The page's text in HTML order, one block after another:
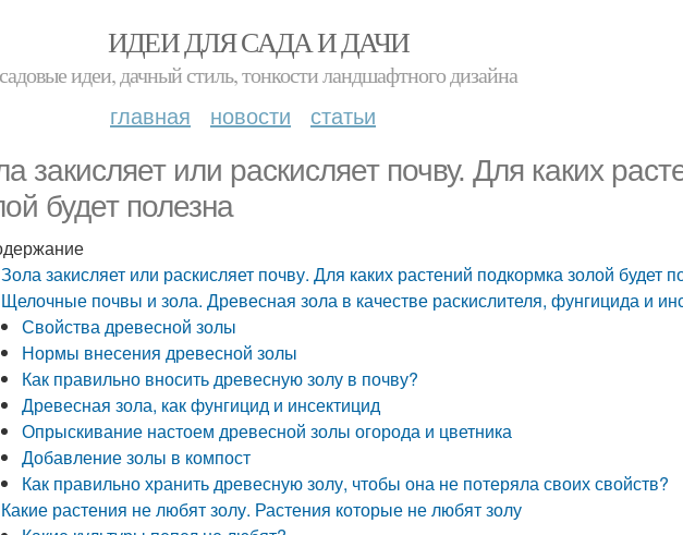
ИДЕИ ДЛЯ САДА И ДАЧИ
садовые идеи, дачный стиль, тонкости ландшафтного дизайна
главная новости статьи
закисляет или раскисляет почву. Для каких
будет полезна
Зола закисляет или раскисляет почву. Для каких растений подкормка золой будет
Щелочные почвы и зола. Древесная зола в качестве раскислителя, фунгицида и
Свойства древесной золы
Нормы внесения древесной золы
Как правильно вносить древесную золу в почву?
Древесная зола, как фунгицид и инсектицид
Опрыскивание настоем древесной золы огорода и цветника
Добавление золы в компост
Как правильно хранить древесную золу, чтобы она не потеряла своих свойств?
Какие растения не любят золу. Растения которые не любят золу